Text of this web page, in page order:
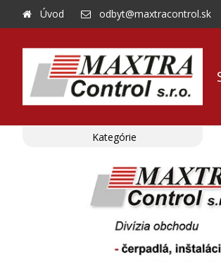
Úvod odbyt@maxtracontrol.sk
Kategórie